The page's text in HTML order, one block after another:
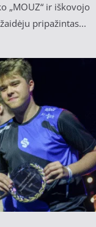
„MOUZ“ ir iškovojo
pripažintas...